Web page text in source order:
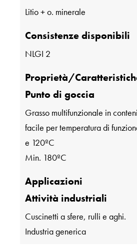
Litio + o. minerale
Consistenze disponibili
NLGI 2
Proprietà/
Punto di goccia
Grasso multifunzionale in
facile per temperatura di
e 120ºC
Min. 180ºC
Applicazioni
Attività industriali
Cuscinetti a sfere, rulli e aghi.
Industria generica